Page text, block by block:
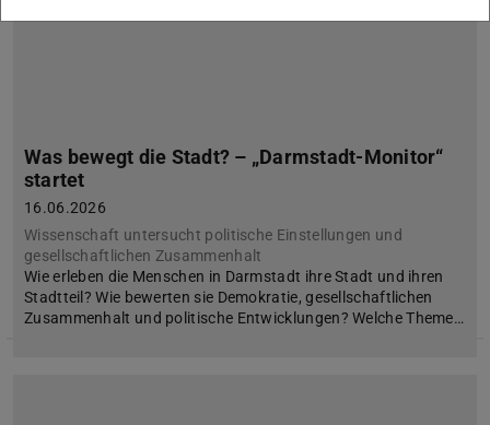
Was bewegt die Stadt? – „Darmstadt-Monitor“
startet
16.06.2026
Wissenschaft untersucht politische Einstellungen und
gesellschaftlichen Zusammenhalt
Wie erleben die Menschen in Darmstadt ihre Stadt und ihren
Stadtteil? Wie bewerten sie Demokratie, gesellschaftlichen
Zusammenhalt und politische Entwicklungen? Welche Theme…